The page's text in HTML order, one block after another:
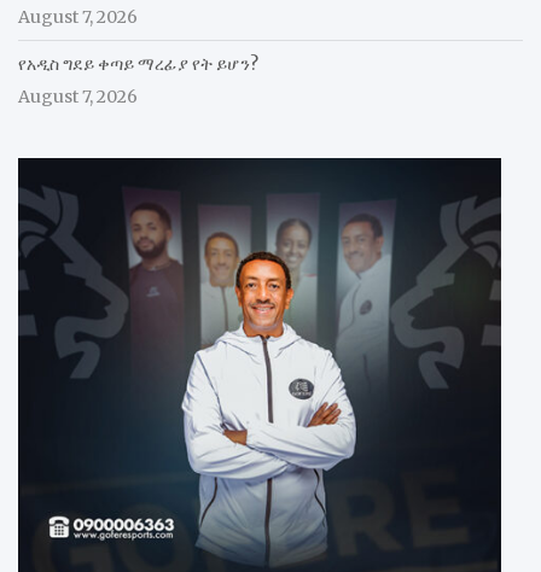
August 7, 2026
የአዲስ ግደይ ቀጣይ ማረፊያ የት ይሆን?
August 7, 2026